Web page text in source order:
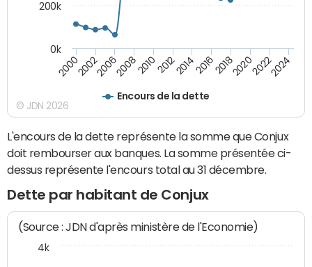
Encours de la dette
200020022006200820102012201420162018202020222024
0k
200k
© JDN 2026
L'encours de la dette représente la somme que Conjux
doit rembourser aux banques. La somme présentée ci-
dessus représente l'encours total au 31 décembre.
Dette par habitant de Conjux
(Source : JDN d'après ministère de l'Economie)
4k